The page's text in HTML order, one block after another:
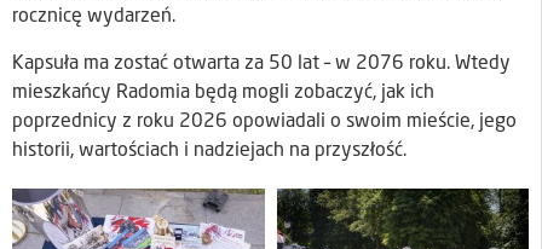
rocznicę wydarzeń.
Kapsuła ma zostać otwarta za 50 lat – w 2076 roku. Wtedy
mieszkańcy Radomia będą mogli zobaczyć, jak ich
poprzednicy z roku 2026 opowiadali o swoim mieście, jego
historii, wartościach i nadziejach na przyszłość.